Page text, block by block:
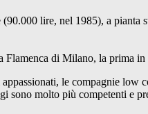
lire, nel 1985), a pianta
Flamenca di Milano, la prima
le compagnie
sono molto più competenti e